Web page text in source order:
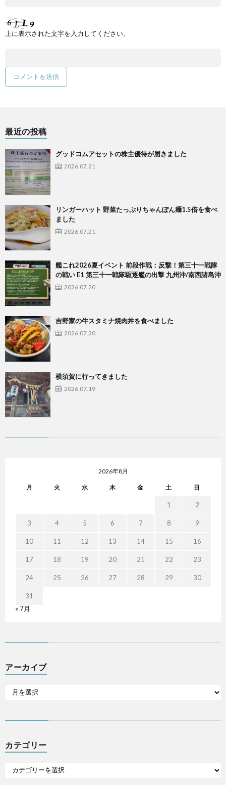
上に表示された文字を入力してください。
最近の投稿
グッドコムアセットの株主優待が届きました
2026.07.21
リンガーハット 野菜たっぷりちゃんぽん麺1.5倍を食べ
ました
2026.07.21
艦これ2026夏イベント 前段作戦：反撃！第三十一戦隊
の戦い E1 第三十一戦隊駆逐艦の出撃 九州沖/南西諸島沖
2026.07.20
吉野家の牛スタミナ焼肉丼を食べました
2026.07.20
横須賀に行ってきました
2026.07.19
2026年8月
月 火 水 木 金 土 日
1 2
3 4 5 6 7 8 9
10 11 12 13 14 15 16
17 18 19 20 21 22 23
24 25 26 27 28 29 30
31
« 7月
アーカイブ
カテゴリー